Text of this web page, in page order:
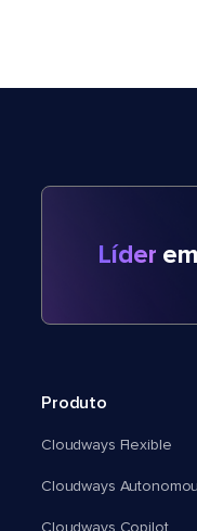
Líder
Produto
Cloudways Flexible
Cloudways